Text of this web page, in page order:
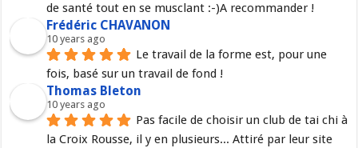
de santé tout en se musclant :-)A recommander !
Frédéric CHAVANON
10 years ago
Le travail de la forme est, pour une
fois, basé sur un travail de fond !
Thomas Bleton
10 years ago
Pas facile de choisir un club de tai chi à
la Croix Rousse, il y en plusieurs... Attiré par leur site